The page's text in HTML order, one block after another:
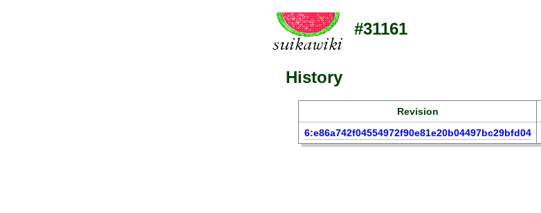
#31161
History
Revision
6:e86a742f04554972f90e81e20b04497bc29bfd04